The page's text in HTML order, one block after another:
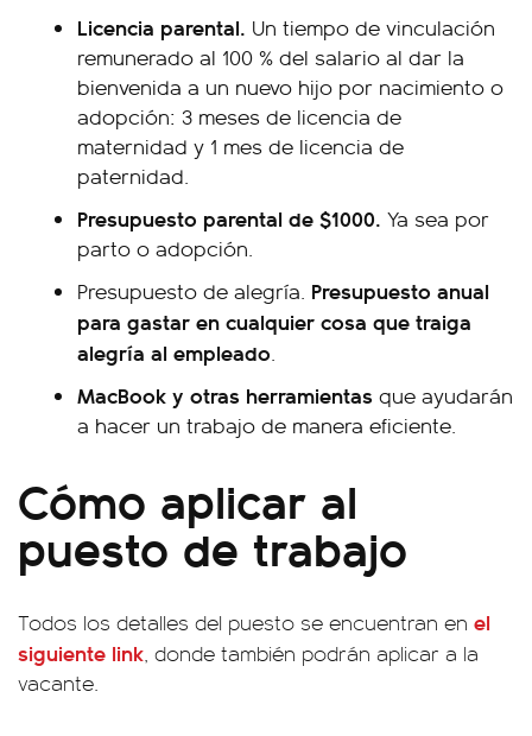
Licencia parental. Un tiempo de vinculación
remunerado al 100 % del salario al dar la
bienvenida a un nuevo hijo por nacimiento o
adopción: 3 meses de licencia de
maternidad y 1 mes de licencia de
paternidad.
Presupuesto parental de $1000. Ya sea por
parto o adopción.
Presupuesto de alegría. Presupuesto anual
para gastar en cualquier cosa que traiga
alegría al empleado.
MacBook y otras herramientas que ayudarán
a hacer un trabajo de manera eficiente.
Cómo aplicar al
puesto de trabajo
Todos los detalles del puesto se encuentran en el
siguiente link, donde también podrán aplicar a la
vacante.